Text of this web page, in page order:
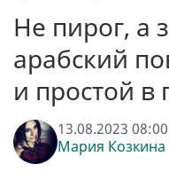
Не пирог, а
арабский
и простой в
13.08.2023
Мария Козкина